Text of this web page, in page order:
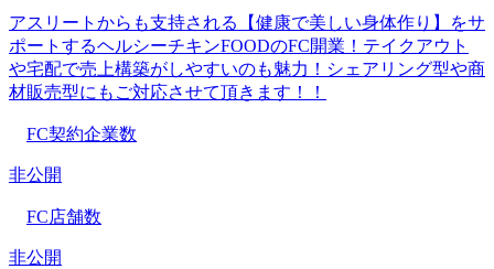
アスリートからも支持される【健康で美しい身体作り】をサ
ポートするヘルシーチキンFOODのFC開業！テイクアウト
や宅配で売上構築がしやすいのも魅力！シェアリング型や商
材販売型にもご対応させて頂きます！！
FC契約企業数
非公開
FC店舗数
非公開